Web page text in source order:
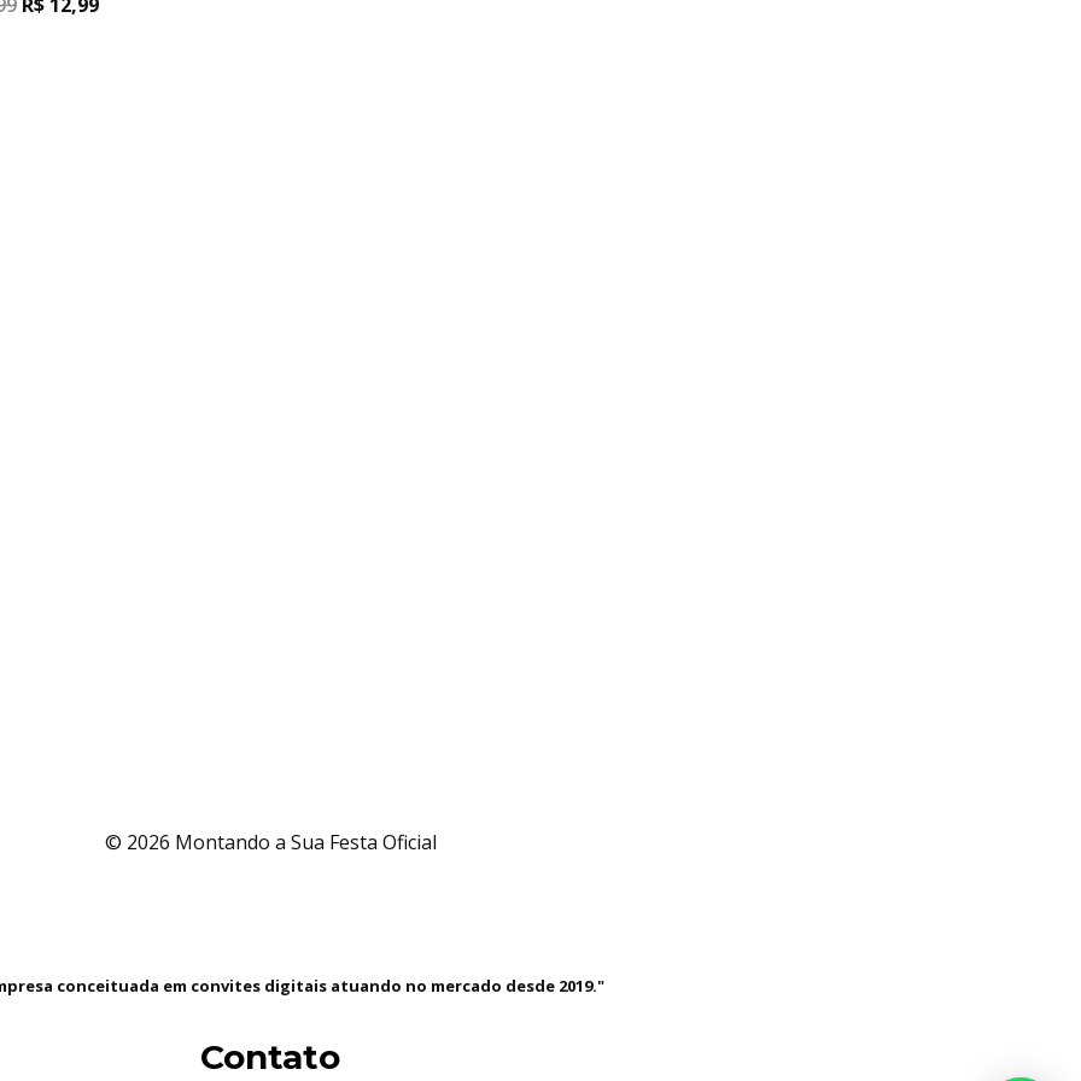
© 2026 Montando a Sua Festa Oficial
conceituada em convites digitais atuando no mercado desde 2019."
Contato